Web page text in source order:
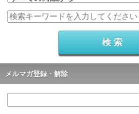
メルマガ登録・解除